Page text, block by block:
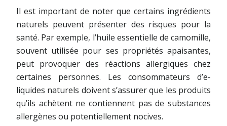
Il est important de noter que certains ingrédients
naturels peuvent présenter des risques pour la
santé. Par exemple, l’huile essentielle de camomille,
souvent utilisée pour ses propriétés apaisantes,
peut provoquer des réactions allergiques chez
certaines personnes. Les consommateurs d’e-
liquides naturels doivent s’assurer que les produits
qu’ils achètent ne contiennent pas de substances
allergènes ou potentiellement nocives.